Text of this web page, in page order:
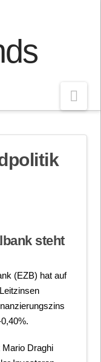
steht
(EZB) hat auf
Draghi